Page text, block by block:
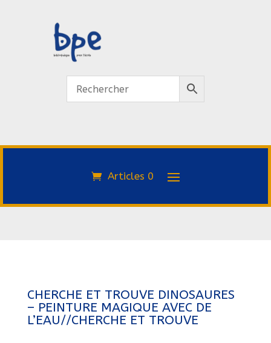
Articles 0
CHERCHE ET TROUVE DINOSAURES
– PEINTURE MAGIQUE AVEC DE
L’EAU//CHERCHE ET TROUVE